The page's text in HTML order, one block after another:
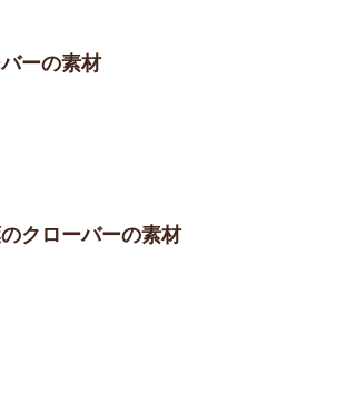
ーの素材
クローバーの素材